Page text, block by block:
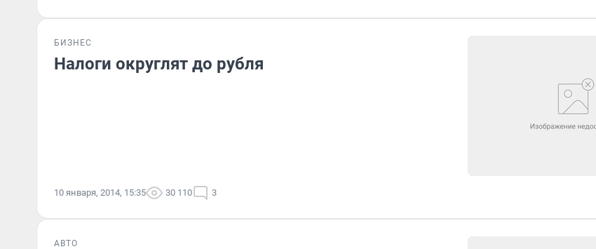
БИЗНЕС
Налоги округлят до рубля
10 января, 2014, 15:35 30 110 3
АВТО